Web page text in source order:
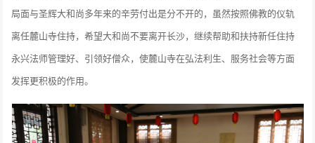
局面与圣辉大和尚多年来的辛劳付出是分不开的，虽然按照佛教的仪轨
离任麓山寺住持，希望大和尚不要离开长沙，继续帮助和扶持新任住持
永兴法师管理好、引领好僧众，使麓山寺在弘法利生、服务社会等方面
发挥更积极的作用。